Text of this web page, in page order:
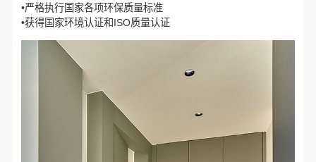
•严格执行国家各项环保质量标准
•获得国家环境认证和ISO质量认证